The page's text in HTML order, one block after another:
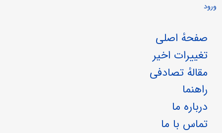
ورود
صفحهٔ اصلی
تغییرات اخیر
مقالهٔ تصادفی
راهنما
درباره ما
تماس با ما